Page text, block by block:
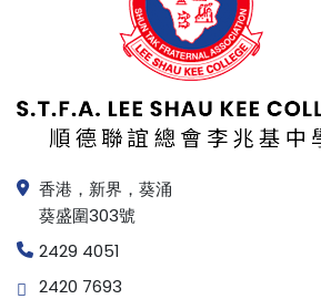
香港，新界，葵涌
葵盛圍303號
2429 4051
2420 7693